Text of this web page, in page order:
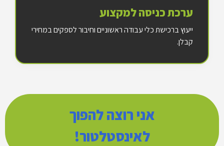
ערכת כניסה למקצוע
ייעוץ ברכישת כלי עבודה ראשוניים וחיבור לספקים במחירי
קבלן.
אני רוצה להפוך
לאינסטלטור!